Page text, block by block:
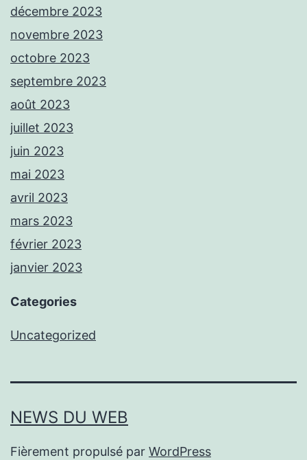
décembre 2023
novembre 2023
octobre 2023
septembre 2023
août 2023
juillet 2023
juin 2023
mai 2023
avril 2023
mars 2023
février 2023
janvier 2023
Categories
Uncategorized
NEWS DU WEB
Fièrement propulsé par WordPress